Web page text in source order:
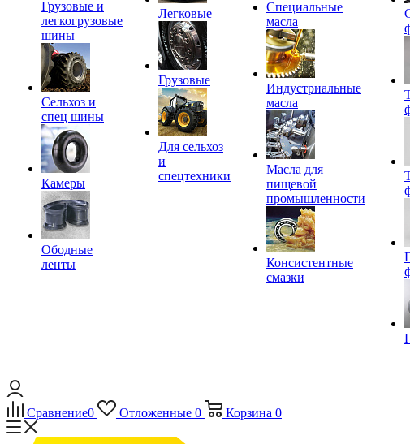
Грузовые и
легкогрузовые
шины
Сельхоз и
спец шины
Камеры
Ободные
ленты
Легковые
Грузовые
Для сельхоз
и
спецтехники
Специальные
масла
Индустриальные
масла
Масла для
пищевой
промышленности
Консистентные
смазки
Сравнение0 Отложенные 0 Корзина 0